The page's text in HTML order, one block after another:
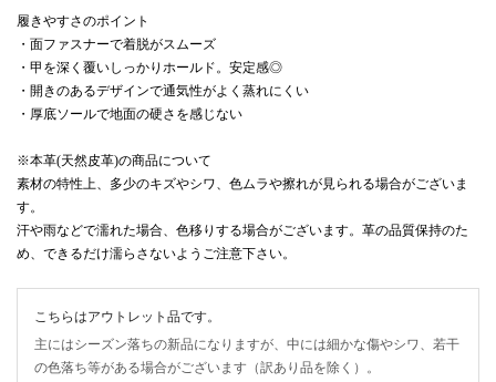
履きやすさのポイント
・面ファスナーで着脱がスムーズ
・甲を深く覆いしっかりホールド。安定感◎
・開きのあるデザインで通気性がよく蒸れにくい
・厚底ソールで地面の硬さを感じない
※本革(天然皮革)の商品について
素材の特性上、多少のキズやシワ、色ムラや擦れが見られる場合がございま
す。
汗や雨などで濡れた場合、色移りする場合がございます。革の品質保持のた
め、できるだけ濡らさないようご注意下さい。
こちらはアウトレット品です。
主にはシーズン落ちの新品になりますが、中には細かな傷やシワ、若干
の色落ち等がある場合がございます（訳あり品を除く）。